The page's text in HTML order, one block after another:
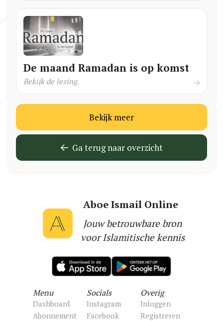
De maand Ramadan is op komst
Bekijk de lezing.
Bekijk meer
Ga terug naar overzicht
Aboe Ismail Online
Jouw betrouwbare bron
voor Islamitische kennis
Menu
Dashboard
Abonnement
Socials
Instagram
Facebook
Overig
Inloggen
Registreren